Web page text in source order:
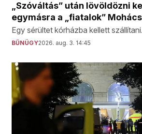
„Szóváltás” után lövöldözni
egymásra a „fiatalok”
Egy sérültet kórházba kellett szállítani.
BŰNÜGY2026. aug. 3. 14:45